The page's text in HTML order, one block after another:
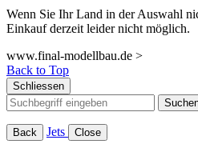
Wenn Sie Ihr Land in der Auswahl
Einkauf derzeit leider nicht möglich.
www.final-modellbau.de >
Back to Top
Schliessen
Back Jets Close